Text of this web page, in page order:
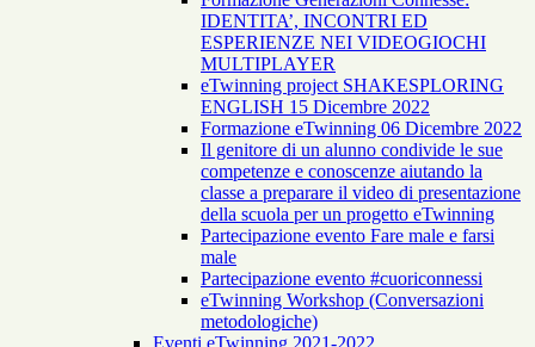
IDENTITA’, INCONTRI ED
ESPERIENZE NEI VIDEOGIOCHI
MULTIPLAYER
eTwinning project SHAKESPLORING
ENGLISH 15 Dicembre 2022
Formazione eTwinning 06 Dicembre 2022
Il genitore di un alunno condivide le sue
competenze e conoscenze aiutando la
classe a preparare il video di presentazione
della scuola per un progetto eTwinning
Partecipazione evento Fare male e farsi
male
Partecipazione evento #cuoriconnessi
eTwinning Workshop (Conversazioni
metodologiche)